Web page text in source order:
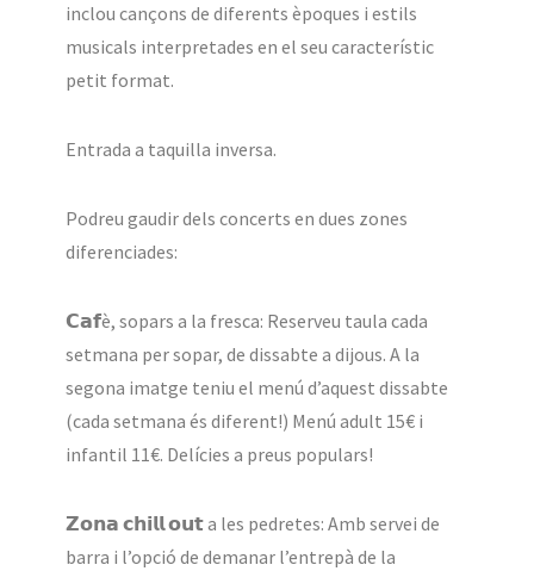
inclou cançons de diferents èpoques i estils
musicals interpretades en el seu característic
petit format.
Entrada a taquilla inversa.
Podreu gaudir dels concerts en dues zones
diferenciades:
𝗖𝗮𝗳è, sopars a la fresca: Reserveu taula cada
setmana per sopar, de dissabte a dijous. A la
segona imatge teniu el menú d’aquest dissabte
(cada setmana és diferent!) Menú adult 15€ i
infantil 11€. Delícies a preus populars!
𝗭𝗼𝗻𝗮 𝗰𝗵𝗶𝗹𝗹 𝗼𝘂𝘁 a les pedretes: Amb servei de
barra i l’opció de demanar l’entrepà de la